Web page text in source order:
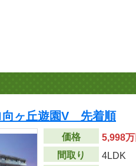
向ヶ丘遊園V 先着順
価格
5,998
間取り
4LDK